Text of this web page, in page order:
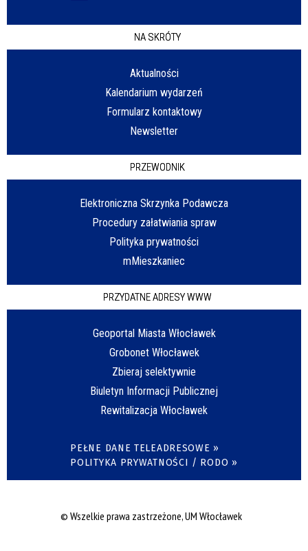
NA SKRÓTY
Aktualności
Kalendarium wydarzeń
Formularz kontaktowy
Newsletter
PRZEWODNIK
Elektroniczna Skrzynka Podawcza
Procedury załatwiania spraw
Polityka prywatności
mMieszkaniec
PRZYDATNE ADRESY WWW
Geoportal Miasta Włocławek
Grobonet Włocławek
Zbieraj selektywnie
Biuletyn Informacji Publicznej
Rewitalizacja Włocławek
PEŁNE DANE TELEADRESOWE »
POLITYKA PRYWATNOŚCI / RODO »
© Wszelkie prawa zastrzeżone, UM Włocławek